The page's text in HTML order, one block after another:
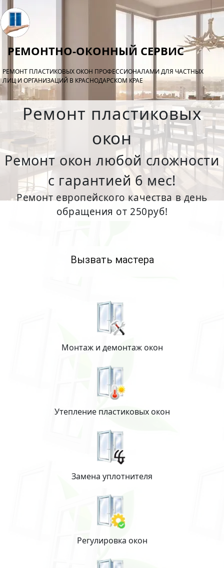
РЕМОНТНО-ОКОННЫЙ СЕРВИС
РЕМОНТ ПЛАСТИКОВЫХ ОКОН ПРОФЕССИОНАЛАМИ ДЛЯ ЧАСТНЫХ
ЛИЦ И ОРГАНИЗАЦИЙ В КРАСНОДАРСКОМ КРАЕ
Ремонт пластиковых
окон
Ремонт окон любой сложности
с гарантией 6 мес!
Ремонт европейского качества в день
обращения от 250руб!
Вызвать мастера
Монтаж и демонтаж окон
Утепление пластиковых окон
Замена уплотнителя
Регулировка окон